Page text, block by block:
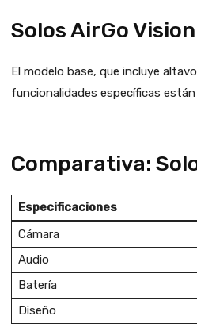
Solos AirGo
El modelo base, que incluye
funcionalidades específicas
Comparativa:
Especificaciones
Cámara
Audio
Batería
Diseño